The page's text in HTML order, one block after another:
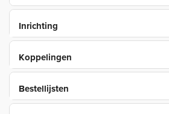
Inrichting
Koppelingen
Bestellijsten